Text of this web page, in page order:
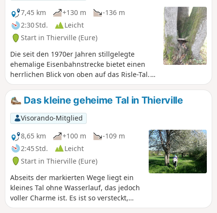
7,45 km
+130 m
-136 m
2:30 Std.
Leicht
Start in Thierville (Eure)
Die seit den 1970er Jahren stillgelegte
ehemalige Eisenbahnstrecke bietet einen
herrlichen Blick von oben auf das Risle-Tal.
Es ist ein schönes Ausflugsziel, das von
einem ruhigen und liebenswerten Dorf aus
durch den Staatswald von Montfort führt.
Unterwegs begegnet man einigen
bemerkenswerten Bäumen, einem kleinen
Tal mit ausgetrocknetem Fluss, einer
hübschen Heckenlandschaft und
gelegentlich Kühen, Ziegen, Hasen oder
Rehen.
Das kleine geheime Tal in Thierville
Visorando-Mitglied
8,65 km
+100 m
-109 m
2:45 Std.
Leicht
Start in Thierville (Eure)
Abseits der markierten Wege liegt ein
kleines Tal ohne Wasserlauf, das jedoch
voller Charme ist. Es ist so versteckt,
dass dort während seiner Wanderung